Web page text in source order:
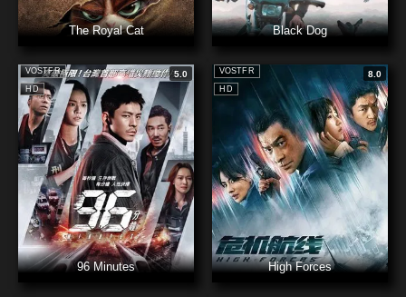
The Royal Cat Black Dog
HD
VOSTFR 5.0
96 Minutes
HD
VOSTFR 8.0
High Forces